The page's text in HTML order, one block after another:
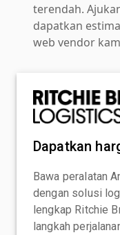
terendah.
dapatkan
web vendor
Dapatkan
Bawa peralatan
dengan solusi
lengkap Ritchie
langkah